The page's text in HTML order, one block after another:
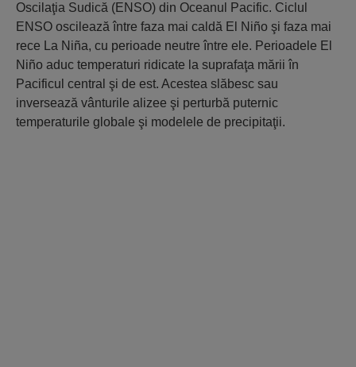
Oscilaţia Sudică (ENSO) din Oceanul Pacific. Ciclul
ENSO oscilează între faza mai caldă El Niño şi faza mai
rece La Niña, cu perioade neutre între ele. Perioadele El
Niño aduc temperaturi ridicate la suprafaţa mării în
Pacificul central şi de est. Acestea slăbesc sau
inversează vânturile alizee şi perturbă puternic
temperaturile globale şi modelele de precipitaţii.